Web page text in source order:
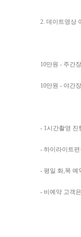
2. 데이트영상
10만원 - 주간
10만원 - 야간
- 1시간촬영 진
- 하이라이트
- 평일 화,목 예
- 비예약 고객